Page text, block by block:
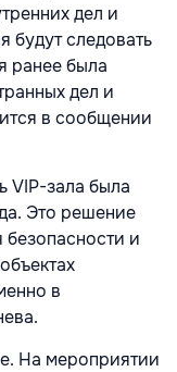
дел и
будут следовать
ранее была
дел и
в сообщении
VIP-зала была
Это решение
и
в
На мероприятии